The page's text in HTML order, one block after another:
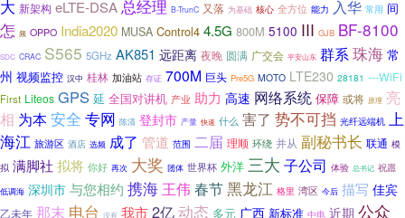
大 新架构 eLTE-DSA总经理 B-TrunC 又落 为基础 核心 全方位 能力 入华 常用 间
怎 频 OPPO India2020 MUSA Control4 4.5G 800M 5100 III GJB BF-8100
SDC CRAC S565 5GHz AK851 远距离 夜晚 圆满 广交会 平安山东 群系珠海 常
州 视频监控 汉中 桂林 加油站 存证 700M 巨头 Pre5G MOTO LTE230 28181 ---WiFi
First Liteos GPS 延 全国对讲机 产业 助力 高速 网络系统 保障 或将 原理 亮
相 为本安全 专网 陈清 登封市 产量 快速 什么 害了 势不可挡 光纤远端机 上
海江 旅游区 酒店 选频 成了 管道 范围 二届 理顺 环绕 并从 副秘书长 联通 模
拟 满脚社 拟将 你好 再次 大奖 团体 世界杯 外洋 三大 子公司 体验 总书记 祝愿
低调海 深圳市与您相约 携海王伟春节黑龙江 格里 湾区 今后 描写 佳宾
乙未年 那末 电台 没有 我市2亿动态 多元 广西 新标准 中电 近期 公众